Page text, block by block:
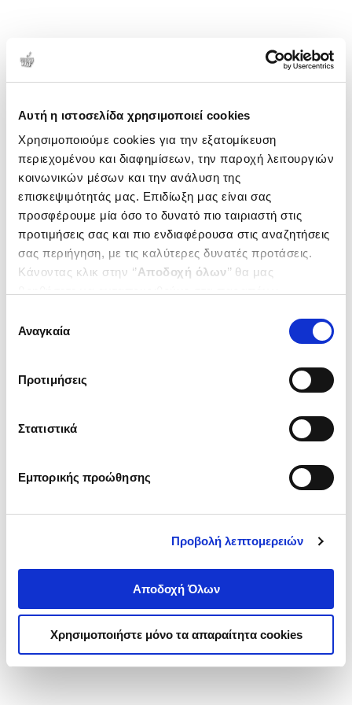
Αυτή η ιστοσελίδα χρησιμοποιεί cookies
Χρησιμοποιούμε cookies για την εξατομίκευση
περιεχομένου και διαφημίσεων, την παροχή λειτουργιών
κοινωνικών μέσων και την ανάλυση της
επισκεψιμότητάς μας. Επιδίωξη μας είναι σας
προσφέρουμε μία όσο το δυνατό πιο ταιριαστή στις
προτιμήσεις σας και πιο ενδιαφέρουσα στις αναζητήσεις
σας περιήγηση, με τις καλύτερες δυνατές προτάσεις.
Κάνοντας κλικ στην ‘’Αποδοχή όλων’’ θα μας
ενδιαφέρουν και να επιλέξετε από τα παρακάτω με την
΄΄και να ενημερωθείτε σχετικά με
συγκατάθεσης
Αναγκαία
Προτιμήσεις
Στατιστικά
Εμπορικής προώθησης
Προβολή λεπτομερειών
Αποδοχή Όλων
Χρησιμοποιήστε μόνο τα απαραίτητα cookies